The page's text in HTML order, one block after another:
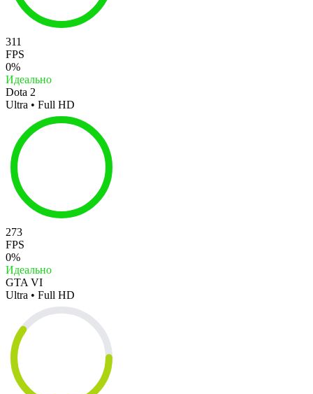
311
FPS
0%
Идеально
Dota 2
Ultra • Full HD
273
FPS
0%
Идеально
GTA VI
Ultra • Full HD